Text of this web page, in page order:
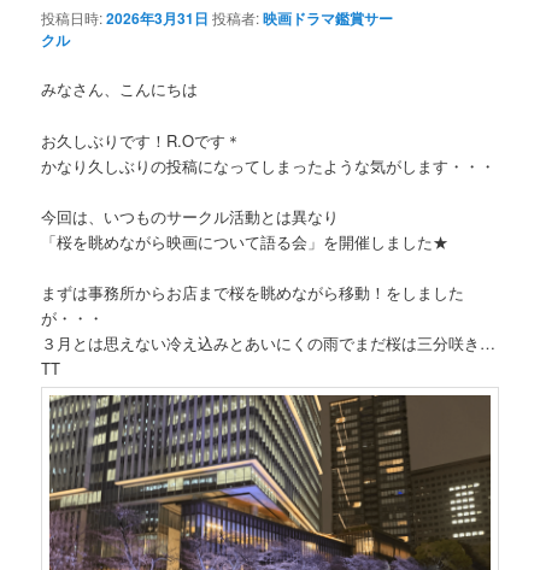
投稿日時:2026年3月31日 投稿者:映画ドラマ鑑賞サー
クル
みなさん、こんにちは
お久しぶりです！R.Oです＊
かなり久しぶりの投稿になってしまったような気がします・・・
今回は、いつものサークル活動とは異なり
「桜を眺めながら映画について語る会」を開催しました★
まずは事務所からお店まで桜を眺めながら移動！をしました
が・・・
３月とは思えない冷え込みとあいにくの雨でまだ桜は三分咲き…
TT